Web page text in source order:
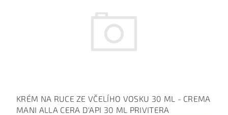
KRÉM NA RUCE ZE VČELÍHO VOSKU 30 ML - CREMA
MANI ALLA CERA D'API 30 ML PRIVITERA